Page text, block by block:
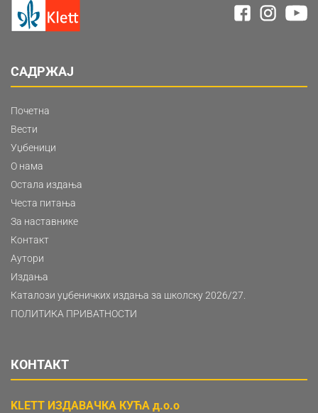
САДРЖАЈ
Почетна
Вести
Уџбеници
О нама
Остала издања
Честа питања
За наставнике
Контакт
Аутори
Издања
Каталози уџбеничких издања за школску 2026/27.
ПОЛИТИКА ПРИВАТНОСТИ
КОНТАКТ
KLETT ИЗДАВАЧКА КУЋА д.о.о